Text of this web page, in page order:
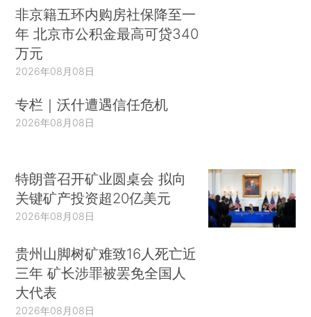
非京籍五环内购房社保降至一
年 北京市公积金最高可贷340
万元
2026年08月08日
专栏｜沃什遭遇信任危机
2026年08月08日
特朗普召开矿业圆桌会 拟向
关键矿产投资超20亿美元
2026年08月08日
贵州山脚树矿难致16人死亡近
三年 矿长涉罪被罢免全国人
大代表
2026年08月08日